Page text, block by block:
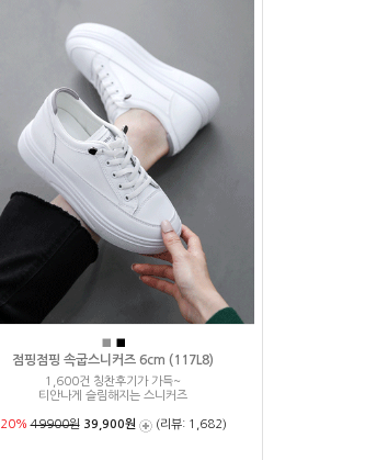
■ ■
점핑점핑 속굽스니커즈 6cm (117L8)
1,600건 칭찬후기가 가득~
티안나게 슬림해지는 스니커즈
20%49900원 39,900원 (리뷰: 1,682)